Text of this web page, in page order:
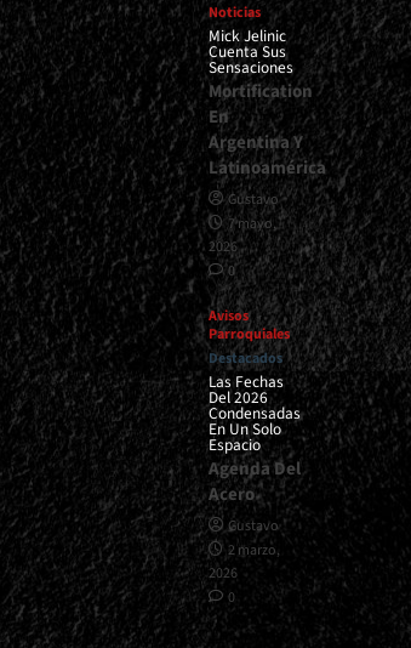
Noticias
Mick Jelinic
Cuenta Sus
Sensaciones
Mortification
En
Argentina Y
Latinoamérica
Gustavo
7 mayo,
2026
0
Avisos
Parroquiales
Destacados
Las Fechas
Del 2026
Condensadas
En Un Solo
Espacio
Agenda Del
Acero
Gustavo
2 marzo,
2026
0